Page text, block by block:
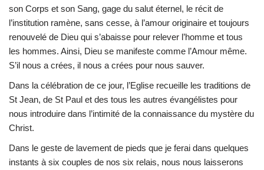
son Corps et son Sang, gage du salut éternel, le récit de
l’institution ramène, sans cesse, à l’amour originaire et toujours
renouvelé de Dieu qui s’abaisse pour relever l’homme et tous
les hommes. Ainsi, Dieu se manifeste comme l’Amour même.
S’il nous a crées, il nous a crées pour nous sauver.
Dans la célébration de ce jour, l’Eglise recueille les traditions de
St Jean, de St Paul et des tous les autres évangélistes pour
nous introduire dans l’intimité de la connaissance du mystère du
Christ.
Dans le geste de lavement de pieds que je ferai dans quelques
instants à six couples de nos six relais, nous nous laisserons